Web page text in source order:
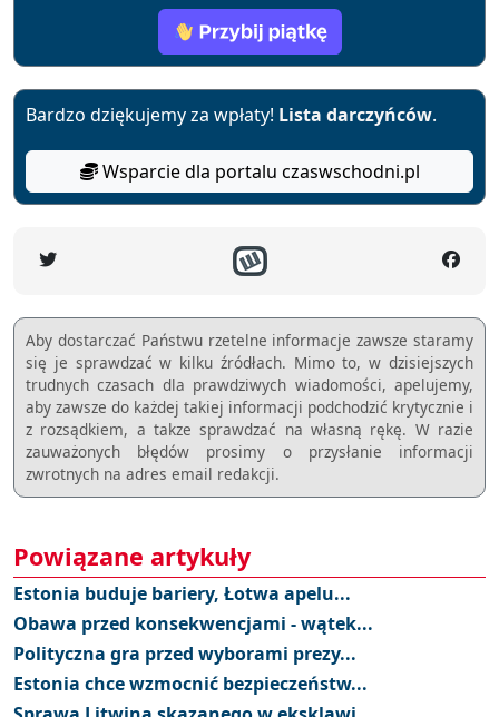
Bardzo dziękujemy za wpłaty! Lista darczyńców.
Wsparcie dla portalu czaswschodni.pl
Aby dostarczać Państwu rzetelne informacje zawsze staramy
się je sprawdzać w kilku źródłach. Mimo to, w dzisiejszych
trudnych czasach dla prawdziwych wiadomości, apelujemy,
aby zawsze do każdej takiej informacji podchodzić krytycznie i
z rozsądkiem, a takze sprawdzać na własną rękę. W razie
zauważonych błędów prosimy o przysłanie informacji
zwrotnych na adres email redakcji.
Powiązane artykuły
Estonia buduje bariery, Łotwa apelu...
Obawa przed konsekwencjami - wątek...
Polityczna gra przed wyborami prezy...
Estonia chce wzmocnić bezpieczeństw...